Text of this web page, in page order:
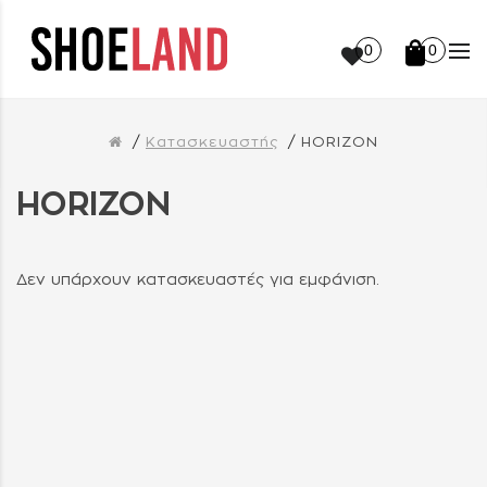
0 0
Κατασκευαστής HORIZON
HORIZON
Δεν υπάρχουν κατασκευαστές για εμφάνιση.